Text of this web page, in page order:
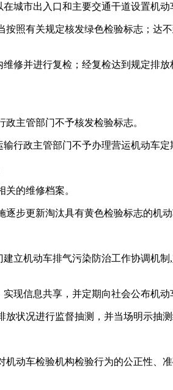
市出入口和主要交通干道设置机动
照有关规定核发绿色检验标志；达
并进行复检；经复检达到规定排放
主管部门不予核发检验标志。
政主管部门不予办理营运机动车定
的维修档案。
步更新淘汰具有黄色检验标志的机动
立机动车排气污染防治工作协调机
信息共享，并定期向社会公布机动
状况进行监督抽测，并当场明示抽
动车检验机构检验行为的公正性、